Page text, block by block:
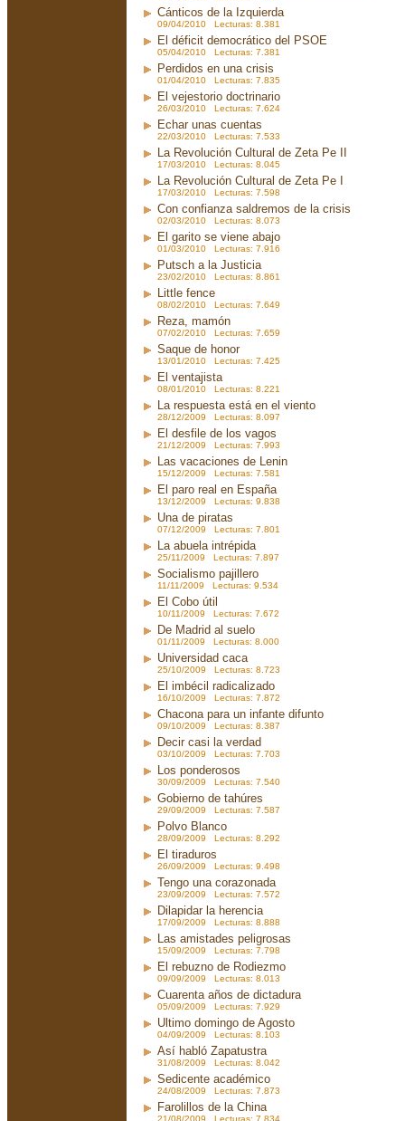
Cánticos de la Izquierda
09/04/2010 Lecturas: 8.381
El déficit democrático del PSOE
05/04/2010 Lecturas: 7.381
Perdidos en una crisis
01/04/2010 Lecturas: 7.835
El vejestorio doctrinario
26/03/2010 Lecturas: 7.624
Echar unas cuentas
22/03/2010 Lecturas: 7.533
La Revolución Cultural de Zeta Pe II
17/03/2010 Lecturas: 8.045
La Revolución Cultural de Zeta Pe I
17/03/2010 Lecturas: 7.598
Con confianza saldremos de la crisis
02/03/2010 Lecturas: 8.073
El garito se viene abajo
01/03/2010 Lecturas: 7.916
Putsch a la Justicia
23/02/2010 Lecturas: 8.861
Little fence
08/02/2010 Lecturas: 7.649
Reza, mamón
07/02/2010 Lecturas: 7.659
Saque de honor
13/01/2010 Lecturas: 7.425
El ventajista
08/01/2010 Lecturas: 8.221
La respuesta está en el viento
28/12/2009 Lecturas: 8.097
El desfile de los vagos
21/12/2009 Lecturas: 7.993
Las vacaciones de Lenin
15/12/2009 Lecturas: 7.581
El paro real en España
13/12/2009 Lecturas: 9.838
Una de piratas
07/12/2009 Lecturas: 7.801
La abuela intrépida
25/11/2009 Lecturas: 7.897
Socialismo pajillero
11/11/2009 Lecturas: 9.534
El Cobo útil
10/11/2009 Lecturas: 7.672
De Madrid al suelo
01/11/2009 Lecturas: 8.000
Universidad caca
25/10/2009 Lecturas: 8.723
El imbécil radicalizado
16/10/2009 Lecturas: 7.872
Chacona para un infante difunto
09/10/2009 Lecturas: 8.387
Decir casi la verdad
03/10/2009 Lecturas: 7.703
Los ponderosos
30/09/2009 Lecturas: 7.540
Gobierno de tahúres
29/09/2009 Lecturas: 7.587
Polvo Blanco
28/09/2009 Lecturas: 8.292
El tiraduros
26/09/2009 Lecturas: 9.498
Tengo una corazonada
23/09/2009 Lecturas: 7.572
Dilapidar la herencia
17/09/2009 Lecturas: 8.888
Las amistades peligrosas
15/09/2009 Lecturas: 7.798
El rebuzno de Rodiezmo
09/09/2009 Lecturas: 8.013
Cuarenta años de dictadura
05/09/2009 Lecturas: 7.929
Ultimo domingo de Agosto
04/09/2009 Lecturas: 8.103
Así habló Zapatustra
31/08/2009 Lecturas: 8.042
Sedicente académico
24/08/2009 Lecturas: 7.873
Farolillos de la China
21/08/2009 Lecturas: 7.834